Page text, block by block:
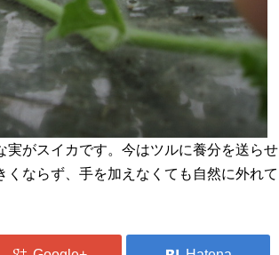
がスイカです。今はツルに養分を送らせ
ならず、手を加えなくても自然に外れて